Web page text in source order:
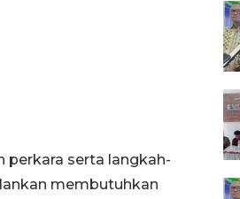
perkara serta langkah-
membutuhkan